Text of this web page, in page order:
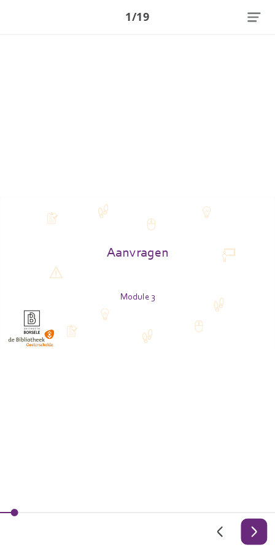
Aanvragen
Module 3
1/19